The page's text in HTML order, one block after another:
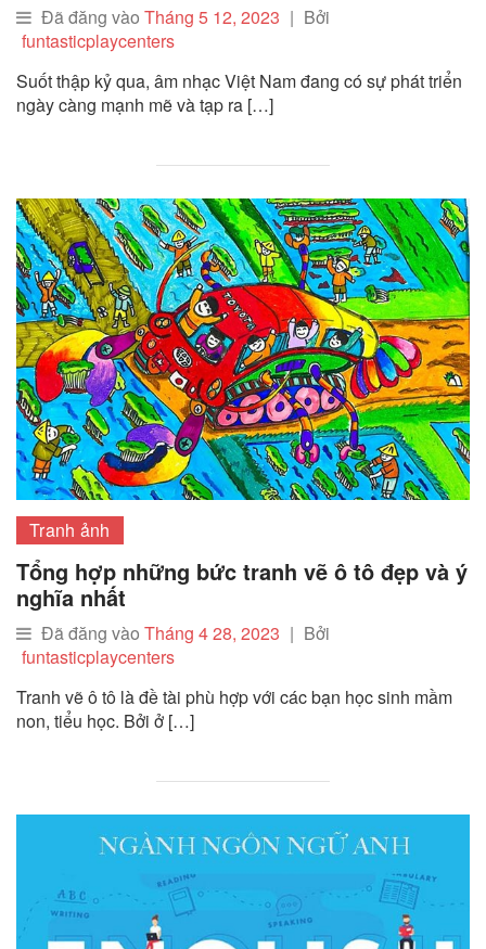
Đã đăng vào Tháng 5 12, 2023 | Bởi
funtasticplaycenters
Suốt thập kỷ qua, âm nhạc Việt Nam đang có sự phát triển
ngày càng mạnh mẽ và tạp ra […]
Tranh ảnh
Tổng hợp những bức tranh vẽ ô tô đẹp và ý
nghĩa nhất
Đã đăng vào Tháng 4 28, 2023 | Bởi
funtasticplaycenters
Tranh vẽ ô tô là đề tài phù hợp với các bạn học sinh mầm
non, tiểu học. Bởi ở […]